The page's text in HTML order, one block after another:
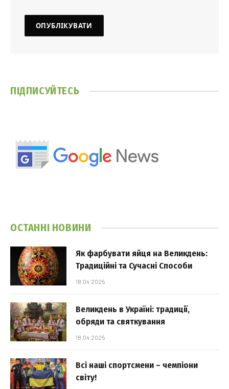
ПІДПИСУЙТЕСЬ
ОСТАННІ НОВИНИ
Як фарбувати яйця на Великдень:
Традиційні та Сучасні Способи
18.04.2025
Великдень в Україні: традиції,
обряди та святкування
18.04.2025
Всі наші спортсмени – чемпіони
світу!